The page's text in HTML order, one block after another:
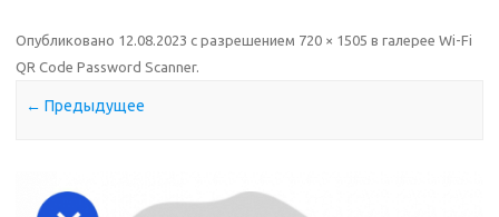
Опубликовано 12.08.2023 с разрешением 720 × 1505 в галерее Wi-Fi
QR Code Password Scanner.
← Предыдущее